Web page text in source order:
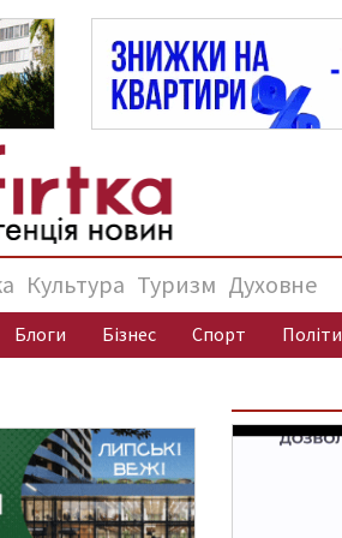
Культура Туризм Духовне
Блоги Бізнес Спорт